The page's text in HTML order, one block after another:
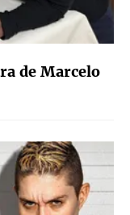
de Marcelo